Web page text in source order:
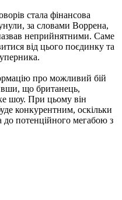
стала фінансова
за словами Воррена,
неприйнятними. Саме
від цього поєдинку та
про можливий бій
що британець,
шоу. При цьому він
конкурентним, оскільки
потенційного мегабою з